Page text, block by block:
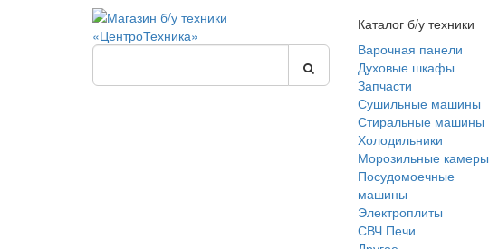
Каталог б/у техники
Варочная панели
Духовые шкафы
Запчасти
Сушильные машины
Стиральные машины
Холодильники
Морозильные камеры
Посудомоечные
машины
Электроплиты
СВЧ Печи